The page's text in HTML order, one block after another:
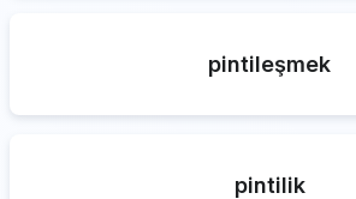
pintileşmek
pintilik